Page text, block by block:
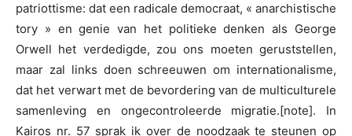
patriottisme: dat een radicale democraat, « anarchistische
tory » en genie van het politieke denken als George
Orwell het verdedigde, zou ons moeten geruststellen,
maar zal links doen schreeuwen om internationalisme,
dat het verwart met de bevordering van de multiculturele
samenleving en ongecontroleerde migratie.[note]. In
Kairos nr. 57 sprak ik over de noodzaak te steunen op